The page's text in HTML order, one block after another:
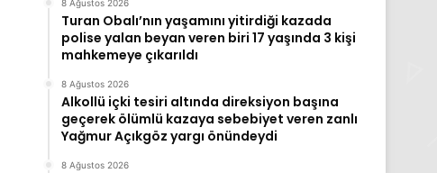
8 Ağustos 2026
Turan Obalı’nın yaşamını yitirdiği kazada
polise yalan beyan veren biri 17 yaşında 3 kişi
mahkemeye çıkarıldı
8 Ağustos 2026
Alkollü içki tesiri altında direksiyon başına
geçerek ölümlü kazaya sebebiyet veren zanlı
Yağmur Açıkgöz yargı önündeydi
8 Ağustos 2026